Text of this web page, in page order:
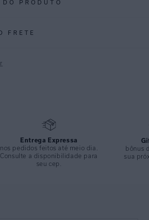
DO PRODUTO
é ideal para quem procura máxima
Alto Verão 2025
FRETE
Entrega Expressa
nos pedidos feitos até meio dia.
Consulte a disponibilidade para
seu cep.
bônus
sua